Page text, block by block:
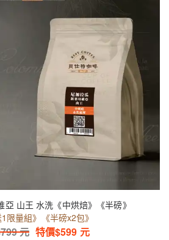
亞 山王 水洗《中烘焙》《半磅》
1限量組》《半磅x2包》
799元 特價$599 元